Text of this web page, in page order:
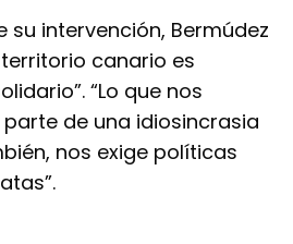
su intervención, Bermúdez
canario es
“Lo que nos
de una idiosincrasia
nos exige políticas